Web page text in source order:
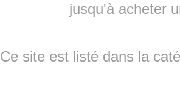
jusqu'à acheter
Ce site est listé dans la